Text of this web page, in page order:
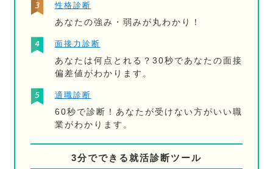
性格診断
あなたの強み・弱みが丸わかり！
面接力診断
あなたは何点とれる？30秒であなたの面接
偏差値がわかります。
適職診断
60秒で診断！あなたが受けない方がいい職
業がわかります。
3分でできる就活診断ツール